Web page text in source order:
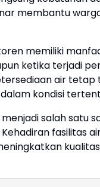
membantu
memiliki
ketika terjadi
air
kondisi
salah satu
fasilitas